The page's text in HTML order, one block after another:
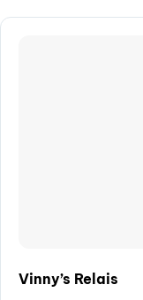
Vinny’s Relais